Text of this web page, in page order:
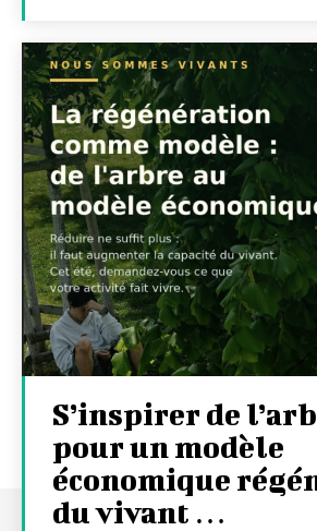
S’inspirer de
pour un modèle
économique
du vivant …